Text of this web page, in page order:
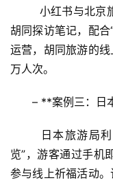
胡同探访笔记，配
运营，胡同旅游的
万人次。
– **案例三：日
览”，游客通过手机
参与线上祈福活动